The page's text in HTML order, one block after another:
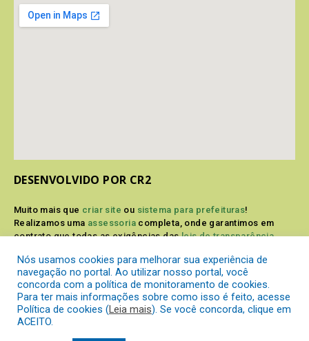
DESENVOLVIDO POR CR2
Muito mais que criar site ou sistema para prefeituras!
Realizamos uma assessoria completa, onde garantimos em
contrato que todas as exigências dasleis de transparência
Conheça oPNTPe oRadar da Transparência Pública
Nós usamos cookies para melhorar sua experiência de
navegação no portal. Ao utilizar nosso portal, você
concorda com a política de monitoramento de cookies.
Para ter mais informações sobre como isso é feito, acesse
Política de cookies (Leia mais). Se você concorda, clique em
ACEITO.